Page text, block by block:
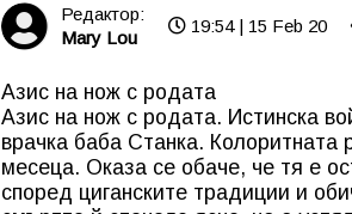
Редактор:
Mary Lou
19:54 | 15 Feb 20
Азис на нож с родата
Азис на нож с родата. Истинска
врачка баба Станка. Колоритната
месеца. Оказа се обаче, че тя е
според циганските традиции и